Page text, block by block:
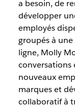
a besoin, de
développer
employés
groupés à
ligne, Molly
conversations
nouveaux
marques et
collaboratif à